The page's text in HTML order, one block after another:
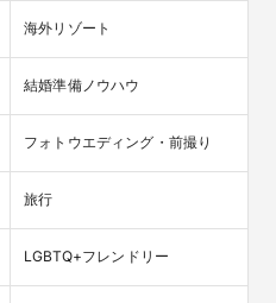
海外リゾート
結婚準備ノウハウ
フォトウエディング・前撮り
旅行
LGBTQ+フレンドリー